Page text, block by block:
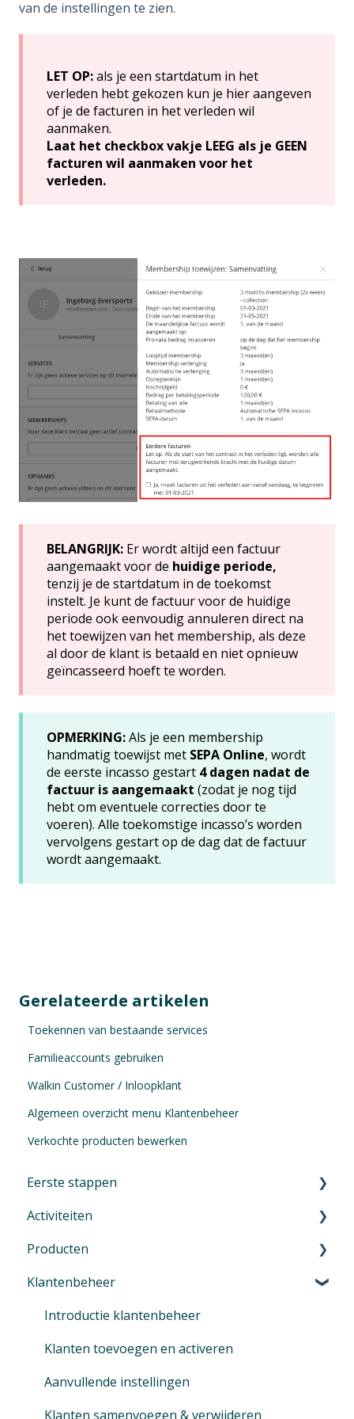
van de instellingen te zien.
LET OP:als je een startdatum in het
verleden hebt gekozen kun je hier aangeven
of je de facturen in het verleden wil
aanmaken.
Laat het checkbox vakje LEEG als je GEEN
facturen wil aanmaken voor het
verleden.
BELANGRIJK: Er wordt altijd een factuur
aangemaakt voor de huidige periode,
tenzij je de startdatum in de toekomst
instelt. Je kunt de factuur voor de huidige
periode ook eenvoudig annuleren direct na
het toewijzen van het membership, als deze
al door de klant is betaald en niet opnieuw
geïncasseerd hoeft te worden.
OPMERKING:Als je een membership
handmatig toewijst met SEPA Online, wordt
de eerste incasso gestart 4 dagen nadat de
factuur is aangemaakt (zodat je nog tijd
hebt om eventuele correcties door te
voeren). Alle toekomstige incasso’s worden
vervolgens gestart op de dag dat de factuur
wordt aangemaakt.
Gerelateerde artikelen
Toekennen van bestaande services
Familieaccounts gebruiken
Walkin Customer / Inloopklant
Algemeen overzicht menu Klantenbeheer
Verkochte producten bewerken
Eerste stappen
Eerste stappen in Eversports Manager
Navigeren in je Eversports Manager
Multi-Factor-Authenticatie (MFA)
Eversports Manager op je telefoon
Eerste info voor je klanten
Overstappen naar Eversports
Activiteiten
Inleiding - Activiteiten
Groepslessen en Trainingen
Cursussen, workshops, kampen, evenementen,
Producten
Productbeheer introductie
Services: strippenkaarten en tijdkaarten
Memberships
Artikel
Vouchers
Klantenbeheer
Introductie klantenbeheer
Klanten toevoegen en activeren
Aanvullende instellingen
Klanten samenvoegen & verwijderen